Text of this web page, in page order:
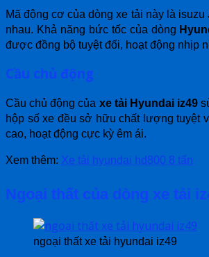
Mã động cơ của dòng xe tải này là
nhau. Khả năng bức tốc của dòng
được đồng bộ tuyệt đối, hoạt động nhịp
Cầu chủ động
Cầu chủ động của xe tải Hyundai iz49
hộp số xe đều sở hữu chất lượng tuyệt
cao, hoạt động cực kỳ êm ái.
Xem thêm: Xe tải hyundai hd800 8 tấn
Ngoại thất của dòng xe tải
ngoại thất xe tải hyundai iz49